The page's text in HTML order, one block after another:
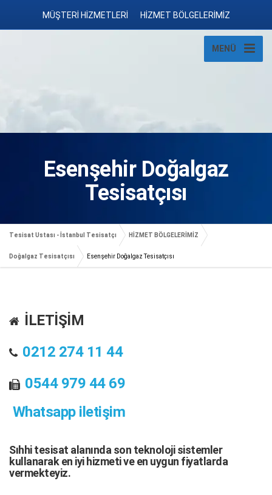
MÜŞTERİ HİZMETLERİ HİZMET BÖLGELERİMİZ
MENÜ
Esenşehir Doğalgaz
Tesisatçısı
Tesisat Ustası - İstanbul Tesisatçı HİZMET BÖLGELERİMİZ
Doğalgaz Tesisatçısı Esenşehir Doğalgaz Tesisatçısı
İLETİŞİM
0212 274 11 44
0544 979 44 69
Whatsapp iletişim
Sıhhi tesisat alanında son teknoloji sistemler
kullanarak en iyi hizmeti ve en uygun fiyatlarda
vermekteyiz.